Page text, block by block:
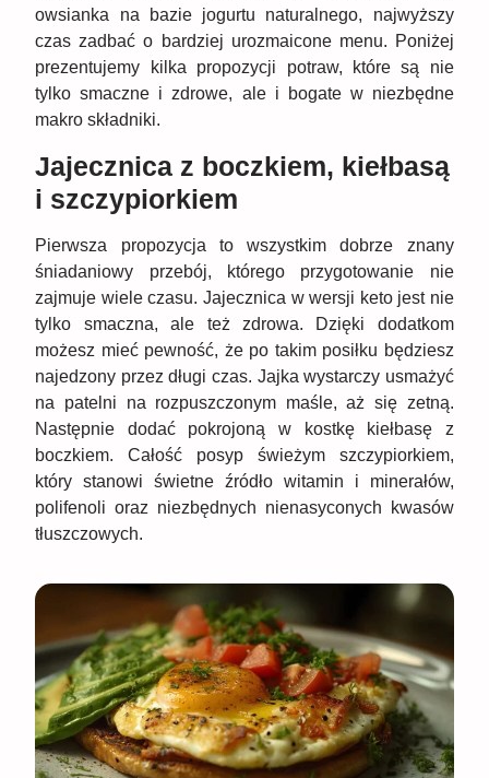
owsianka na bazie jogurtu naturalnego, najwyższy
czas zadbać o bardziej urozmaicone menu. Poniżej
prezentujemy kilka propozycji potraw, które są nie
tylko smaczne i zdrowe, ale i bogate w niezbędne
makro składniki.
Jajecznica z boczkiem, kiełbasą
i szczypiorkiem
Pierwsza propozycja to wszystkim dobrze znany
śniadaniowy przebój, którego przygotowanie nie
zajmuje wiele czasu. Jajecznica w wersji keto jest nie
tylko smaczna, ale też zdrowa. Dzięki dodatkom
możesz mieć pewność, że po takim posiłku będziesz
najedzony przez długi czas. Jajka wystarczy usmażyć
na patelni na rozpuszczonym maśle, aż się zetną.
Następnie dodać pokrojoną w kostkę kiełbasę z
boczkiem. Całość posyp świeżym szczypiorkiem,
który stanowi świetne źródło witamin i minerałów,
polifenoli oraz niezbędnych nienasyconych kwasów
tłuszczowych.